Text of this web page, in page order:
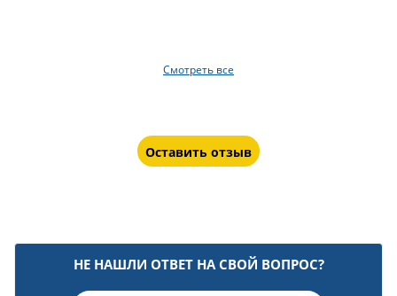
Смотреть все
Оставить отзыв
НЕ НАШЛИ ОТВЕТ НА СВОЙ ВОПРОС?